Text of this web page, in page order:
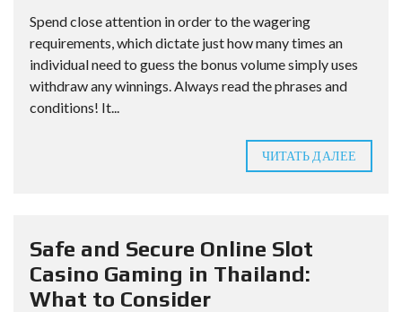
Spend close attention in order to the wagering
requirements, which dictate just how many times an
individual need to guess the bonus volume simply uses
withdraw any winnings. Always read the phrases and
conditions! It...
ЧИТАТЬ ДАЛЕЕ
Safe and Secure Online Slot
Casino Gaming in Thailand:
What to Consider